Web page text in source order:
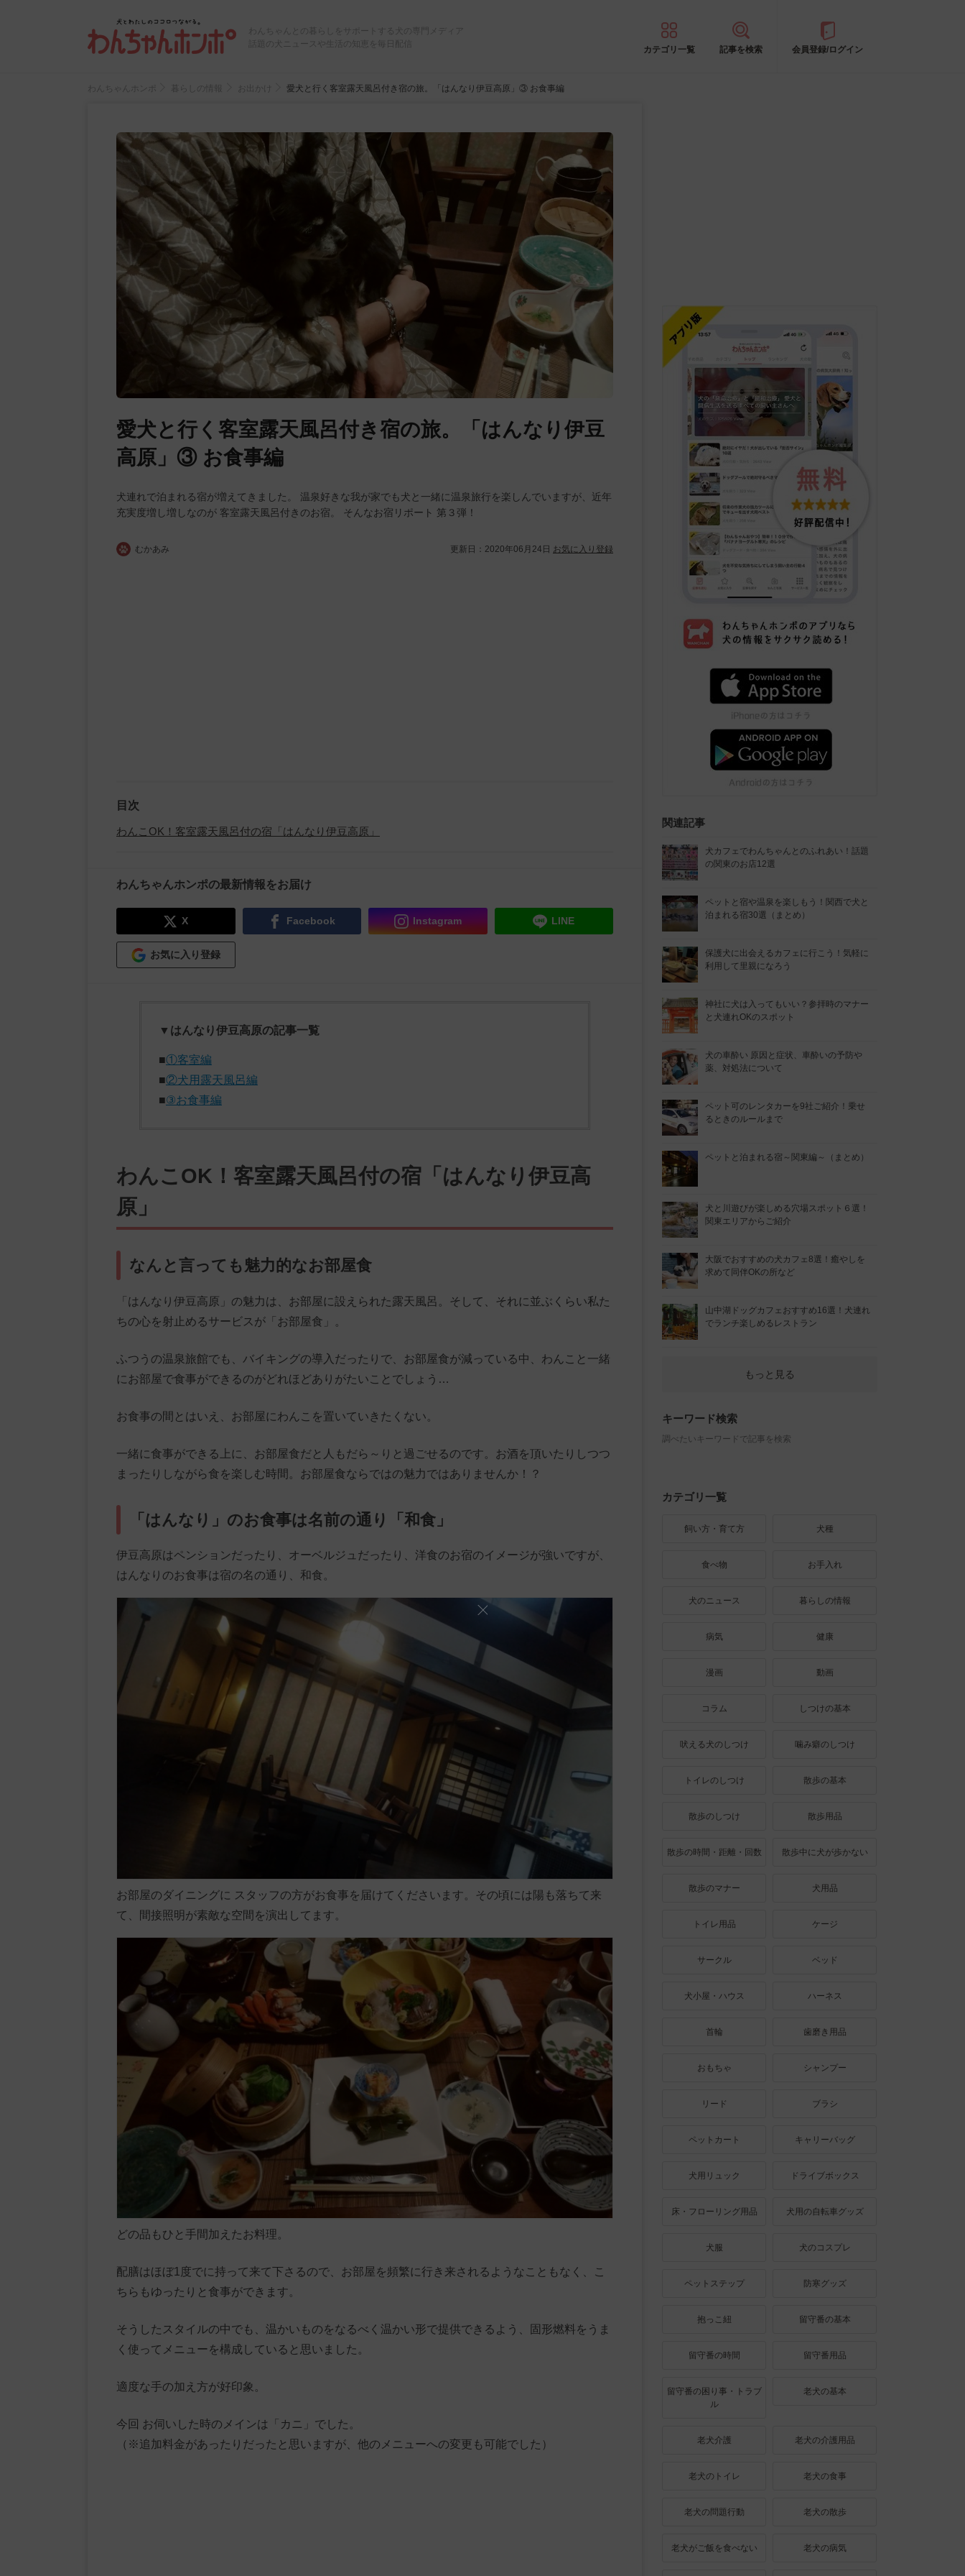
わんちゃんとの暮らしをサポートする犬の専門メディア
話題の犬ニュースや生活の知恵を毎日配信
カテゴリ一覧 記事を検索 会員登録/ログイン
わんちゃんホンポ 愛犬と行く客室露天風呂付き宿の旅。「はんなり伊豆高原」③ お食事編
愛犬と行く客室露天風呂付き宿の旅。「はんなり伊豆
高原」③ お食事編
犬連れで泊まれる宿が増えてきました。 温泉好きな我が家でも犬と一緒に温泉旅行を楽しんでいますが、近年
充実度増し増しなのが 客室露天風呂付きのお宿。 そんなお宿リポート 第３弾！
むかあみ 更新日： 2020年06月24日 お気に入り登録
目次
わんこOK！客室露天風呂付の宿「はんなり伊豆高原」
わんちゃんホンポの最新情報をお届け
X Facebook Instagram LINE
お気に入り登録
▼はんなり伊豆高原の記事一覧
■①客室編
■②犬用露天風呂編
■③お食事編
わんこOK！客室露天風呂付の宿「はんなり伊豆高
原」
なんと言っても魅力的なお部屋食
「はんなり伊豆高原」の魅力は、お部屋に設えられた露天風呂。そして、それに並ぶくらい私た
ちの心を射止めるサービスが「お部屋食」。
ふつうの温泉旅館でも、バイキングの導入だったりで、お部屋食が減っている中、わんこと一緒
にお部屋で食事ができるのがどれほどありがたいことでしょう…
お食事の間とはいえ、お部屋にわんこを置いていきたくない。
一緒に食事ができる上に、お部屋食だと人もだら～りと過ごせるのです。お酒を頂いたりしつつ
まったりしながら食を楽しむ時間。お部屋食ならではの魅力ではありませんか！？
「はんなり」のお食事は名前の通り「和食」
伊豆高原はペンションだったり、オーベルジュだったり、洋食のお宿のイメージが強いですが、
はんなりのお食事は宿の名の通り、和食。
お部屋のダイニングに スタッフの方がお食事を届けてくださいます。その頃には陽も落ちて来
て、間接照明が素敵な空間を演出してます。
どの品もひと手間加えたお料理。
配膳はほぼ1度でに持って来て下さるので、お部屋を頻繁に行き来されるようなこともなく、こ
ちらもゆったりと食事ができます。
そうしたスタイルの中でも、温かいものをなるべく温かい形で提供できるよう、固形燃料をうま
く使ってメニューを構成していると思いました。
適度な手の加え方が好印象。
今回 お伺いした時のメインは「カニ」でした。
（※追加料金があったりだったと思いますが、他のメニューへの変更も可能でした）
関連記事
犬カフェでわんちゃんとのふれあい！話題
の関東のお店12選
ペットと宿や温泉を楽しもう！関西で犬と
泊まれる宿30選（まとめ）
保護犬に出会えるカフェに行こう！気軽に
利用して里親になろう
神社に犬は入ってもいい？参拝時のマナー
と犬連れOKのスポット
犬の車酔い 原因と症状、車酔いの予防や
薬、対処法について
ペット可のレンタカーを9社ご紹介！乗せ
るときのルールまで
ペットと泊まれる宿～関東編～（まとめ）
犬と川遊びが楽しめる穴場スポット６選！
関東エリアからご紹介
大阪でおすすめの犬カフェ8選！癒やしを
求めて同伴OKの所など
山中湖ドッグカフェおすすめ16選！犬連れ
でランチ楽しめるレストラン
もっと見る
キーワード検索
調べたいキーワードで記事を検索
カテゴリ一覧
飼い方・育て方 犬種
食べ物 お手入れ
犬のニュース 暮らしの情報
病気 健康
漫画 動画
コラム しつけの基本
吠える犬のしつけ 噛み癖のしつけ
トイレのしつけ 散歩の基本
散歩のしつけ 散歩用品
散歩の時間・距離・回数 散歩中に犬が歩かない
散歩のマナー 犬用品
トイレ用品 ケージ
サークル ベッド
犬小屋・ハウス ハーネス
首輪 歯磨き用品
おもちゃ シャンプー
リード ブラシ
ペットカート キャリーバッグ
犬用リュック ドライブボックス
床・フローリング用品 犬用の自転車グッズ
犬服 犬のコスプレ
ペットステップ 防寒グッズ
抱っこ紐 留守番の基本
留守番の時間 留守番用品
留守番の困り事・トラブ
ル
老犬の基本
老犬介護 老犬の介護用品
老犬のトイレ 老犬の食事
老犬の問題行動 老犬の散歩
老犬がご飯を食べない 老犬の病気